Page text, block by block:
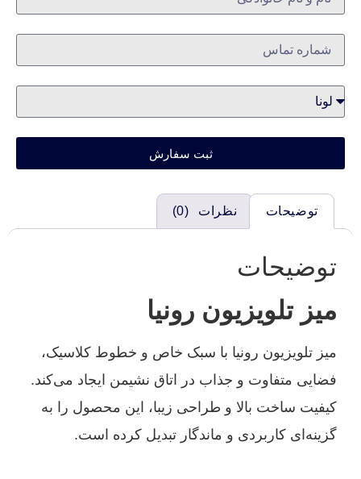
ثبت سفارش
توضیحات نظرات (0)
توضیحات
میز تلویزیون رونیا
میز تلویزیون رونیا با سبک خاص و خطوط کلاسیک،
فضایی متفاوت و جذاب در اتاق نشیمن ایجاد می‌کند.
کیفیت ساخت بالا و طراحی زیبا، این محصول را به
گزینه‌ای کاربردی و ماندگار تبدیل کرده است.